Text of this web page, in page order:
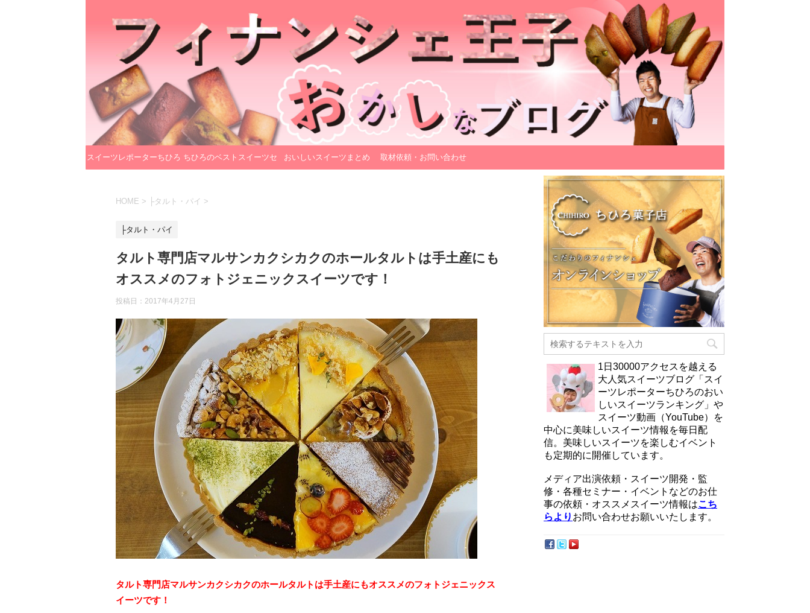
スイーツレポーターちひろ ちひろのベストスイーツセ おいしいスイーツまとめ 取材依頼・お問い合わせ
HOME > ├タルト・パイ >
├タルト・パイ
タルト専門店マルサンカクシカクのホールタルトは手土産にも
オススメのフォトジェニックスイーツです！
投稿日： 2017年4月27日
タルト専門店マルサンカクシカクのホールタルトは手土産にもオススメのフォトジェニックス
イーツです！
1日30000アクセスを越える
大人気スイーツブログ「スイ
ーツレポーターちひろのおい
しいスイーツランキング」や
スイーツ動画（YouTube）を
中心に美味しいスイーツ情報を毎日配
信。美味しいスイーツを楽しむイベント
も定期的に開催しています。
メディア出演依頼・スイーツ開発・監
修・各種セミナー・イベントなどのお仕
事の依頼・オススメスイーツ情報はこち
らより お問い合わせお願いいたします。